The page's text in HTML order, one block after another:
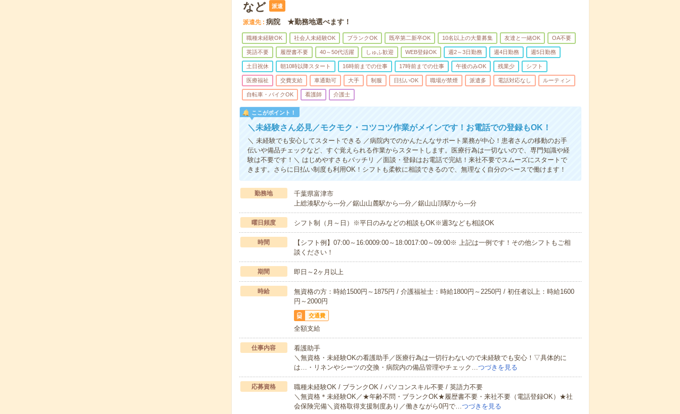
など
派遣
派遣先 病院 ★勤務地選べます！
職種未経験OK 社会人未経験OK ブランクOK 既卒第二新卒OK 10名以上の大量募集 友達と一緒OK OA不要
英語不要 履歴書不要 40～50代活躍 しゅふ歓迎 WEB登録OK 週2～3日勤務 週4日勤務 週5日勤務
土日祝休 朝10時以降スタート 16時前までの仕事 17時前までの仕事 午後のみOK 残業少 シフト
医療福祉 交費支給 車通勤可 大手 制服 日払いOK 職場が禁煙 派遣多 電話対応なし ルーティン
自転車・バイクOK 看護師 介護士
ここがポイント！
＼未経験さん必見／モクモク・コツコツ作業がメインです！お電話での登録もOK！
＼ 未経験でも安心してスタートできる ／病院内でのかんたんなサポート業務が中心！患者さんの移動のお手
伝いや備品チェックなど、すぐ覚えられる作業からスタートします。医療行為は一切ないので、専門知識や経
験は不要です！＼ はじめやすさもバッチリ ／面談・登録はお電話で完結！来社不要でスムーズにスタートで
きます。さらに日払い制度も利用OK！シフトも柔軟に相談できるので、無理なく自分のペースで働けます！
勤務地
千葉県富津市
上総湊駅から---分／鋸山山麓駅から---分／鋸山山頂駅から---分
曜日頻度 シフト制（月～日）※平日のみなどの相談もOK※週3なども相談OK
時間
【シフト例】07:00～16:0009:00～18:0017:00～09:00※ 上記は一例です！その他シフトもご相
談ください！
期間 即日～2ヶ月以上
時給
無資格の方：時給1500円～1875円 / 介護福祉士：時給1800円～2250円 / 初任者以上：時給1600
円～2000円
交通費
全額支給
仕事内容
看護助手
＼無資格・未経験OKの看護助手／医療行為は一切行わないので未経験でも安心！▽具体的に
は…・リネンやシーツの交換・病院内の備品管理やチェック…つづきを見る
応募資格
職種未経験OK / ブランクOK / パソコンスキル不要 / 英語力不要
＼無資格＊未経験OK／★年齢不問・ブランクOK★履歴書不要・来社不要（電話登録OK）★社
会保険完備＼資格取得支援制度あり／働きながら0円で…つづきを見る